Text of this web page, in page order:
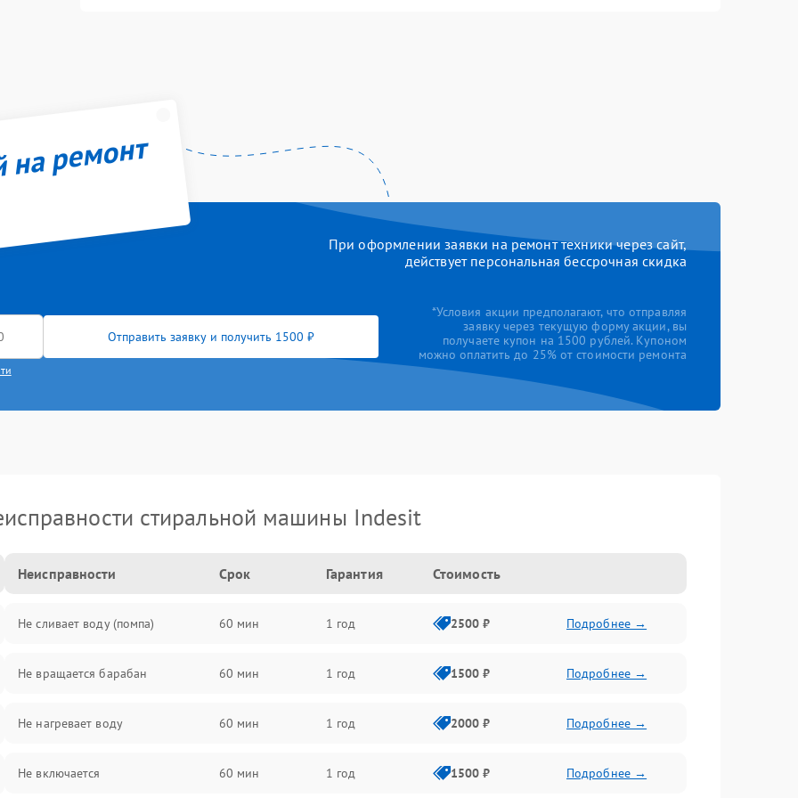
ремонт
При оформлении заявки на ремонт техники через сайт,
действует персональная бессрочная скидка
Отправить заявку и получить 1500 ₽
*Условия акции предполагают, что отправляя
заявку через текущую форму акции, вы
получаете купон на 1500 рублей. Купоном
можно оплатить до 25% от стоимости ремонта
стиральной машины Indesit
Неисправности Срок Гарантия Стоимость
Не сливает воду (помпа) 60 мин 1 год 2500 ₽ Подробнее →
Не вращается барабан 60 мин 1 год 1500 ₽ Подробнее →
Не нагревает воду 60 мин 1 год 2000 ₽ Подробнее →
Не включается 60 мин 1 год 1500 ₽ Подробнее →